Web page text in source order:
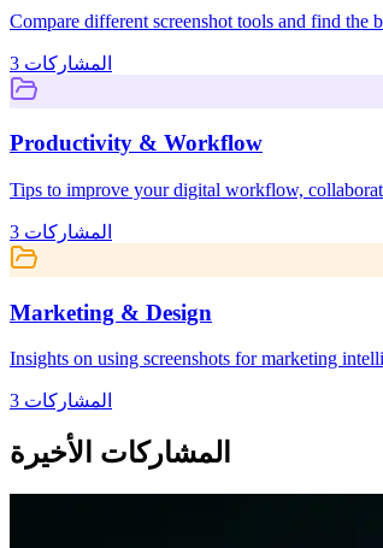
Compare different screenshot tools and find the
3 المشاركات
Productivity & Workflow
Tips to improve your digital workflow,
3 المشاركات
Marketing & Design
Insights on using screenshots for marketing
3 المشاركات
المشاركات الأخيرة